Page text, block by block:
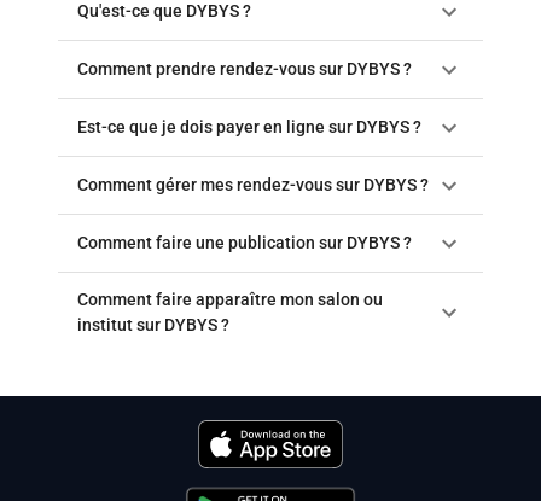
Qu'est-ce que DYBYS ?
Comment prendre rendez-vous sur DYBYS ?
Est-ce que je dois payer en ligne sur DYBYS ?
Comment gérer mes rendez-vous sur DYBYS ?
Comment faire une publication sur DYBYS ?
Comment faire apparaître mon salon ou
institut sur DYBYS ?